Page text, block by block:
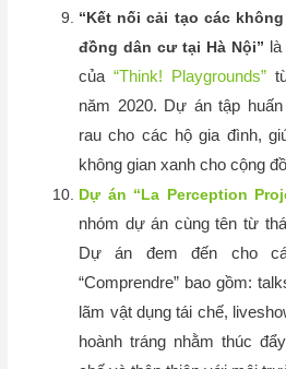
“Kết nối cải tạo các
đồng dân cư tại Hà Nội”
của “Think! Playgrounds”từ
năm 2020. Dự án tập
rau cho các hộ gia đình,
không gian xanh cho cộng
Dự án “La Perception
nhóm dự án cùng tên từ
Dự án đem đến cho
“Comprendre” bao gồm:
lãm vật dụng tái chế,
hoành tráng nhằm thúc